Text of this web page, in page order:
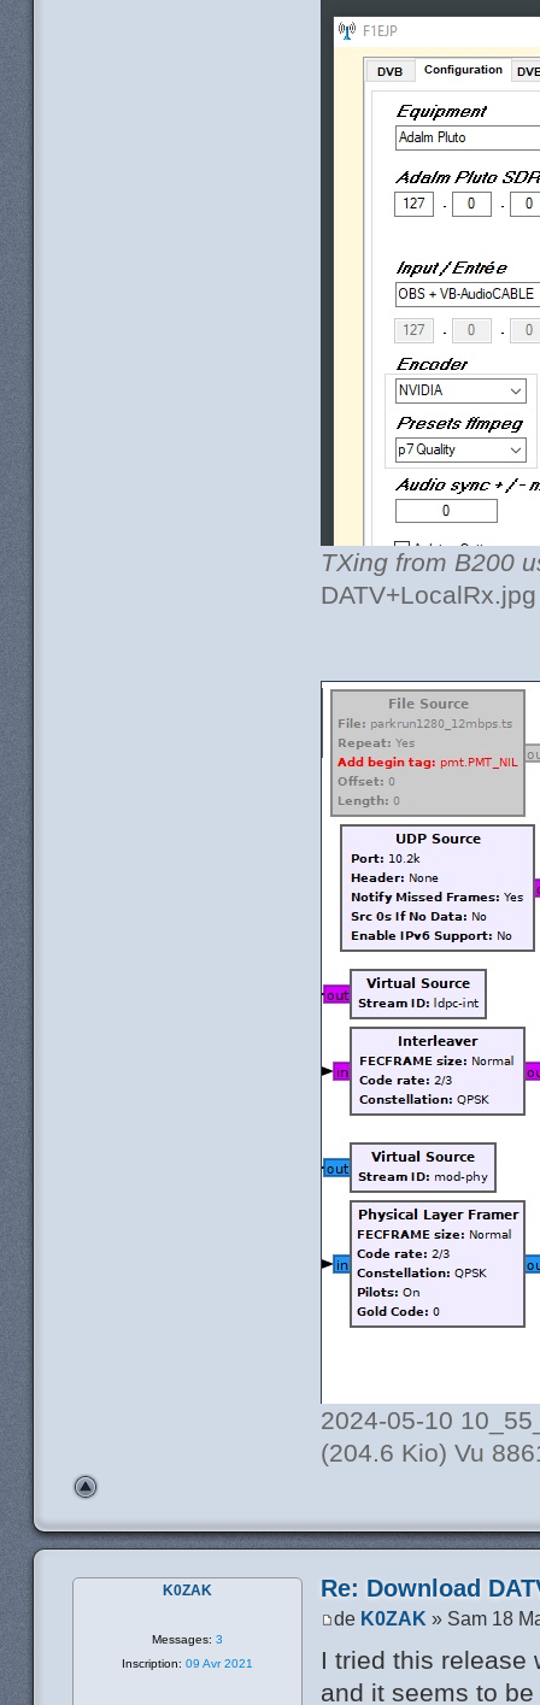
TXing from B200
2024-05-10
(204.6 Kio) Vu
Re: Download
de K0ZAK » Sam 18
I tried this release
and it seems to
K0ZAK
Messages: 3
Inscription: 09 Avr 2021